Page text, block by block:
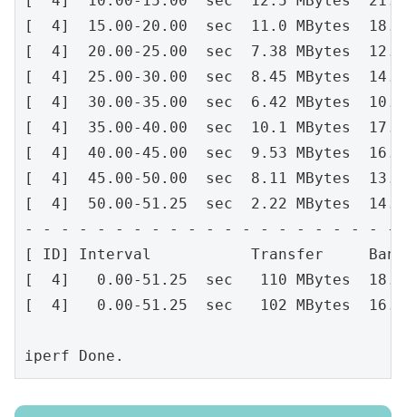
[ 4] 15.00-20.00 sec 11.0 MBytes 18.4
[ 4] 20.00-25.00 sec 7.38 MBytes 12.4
[ 4] 25.00-30.00 sec 8.45 MBytes 14.2
[ 4] 30.00-35.00 sec 6.42 MBytes 10.8
[ 4] 35.00-40.00 sec 10.1 MBytes 17.0
[ 4] 40.00-45.00 sec 9.53 MBytes 16.0
[ 4] 45.00-50.00 sec 8.11 MBytes 13.6
[ 4] 50.00-51.25 sec 2.22 MBytes 14.9
- - - - - - - - - - - - - - - - - - - - -
[ ID] Interval           Transfer
[ 4] 0.00-51.25 sec 110 MBytes 18.0
[ 4] 0.00-51.25 sec 102 MBytes 16.7
iperf Done.